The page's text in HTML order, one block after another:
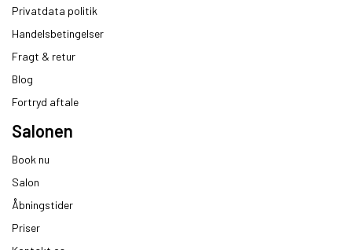
Privatdata politik
Handelsbetingelser
Fragt & retur
Blog
Fortryd aftale
Salonen
Book nu
Salon
Åbningstider
Priser